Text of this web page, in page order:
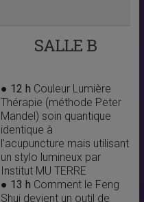
SALLE B
● 12 h Couleur Lumière
Thérapie (méthode Peter
Mandel) soin quantique
identique à
l’acupuncture mais utilisant
un stylo lumineux par
Institut MU TERRE
● 13 h Comment le Feng
Shui devient un outil de